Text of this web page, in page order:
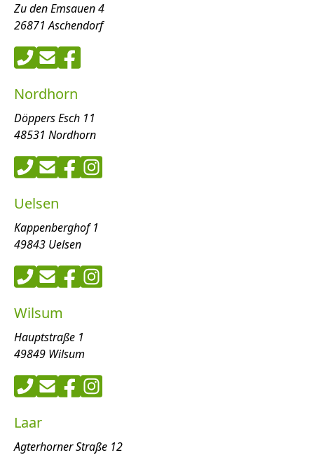
Zu den Emsauen 4
26871 Aschendorf
Nordhorn
Döppers Esch 11
48531 Nordhorn
Uelsen
Kappenberghof 1
49843 Uelsen
Wilsum
Hauptstraße 1
49849 Wilsum
Laar
Agterhorner Straße 12